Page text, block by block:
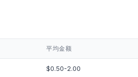
平均金额
$0.50-2.00